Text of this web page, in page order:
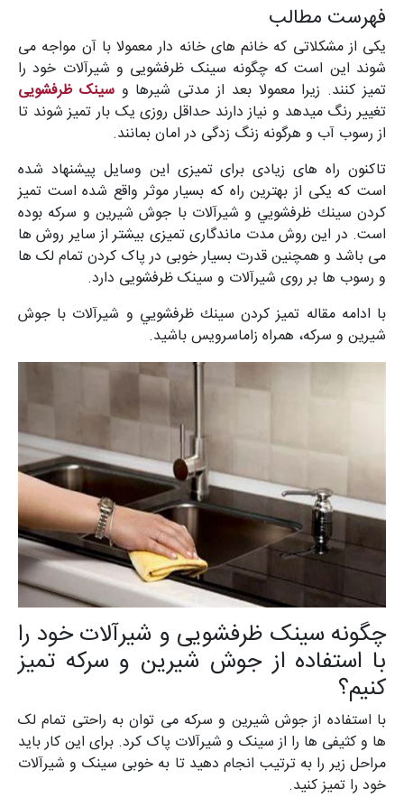
یکی از مشکلاتی که خانم های خانه دار معمولا با آن مواجه می
شوند این است که چگونه سینک ظرفشویی و شیرآلات خود را
تمیز کنند. زیرا معمولا بعد از مدتی شیرها وسینک ظرفشویی
تغییر رنگ میدهد و نیاز دارند حداقل روزی یک بار تمیز شوند تا
از رسوب آب و هرگونه زنگ زدگی در امان بمانند.
تاکنون راه های زیادی برای تمیزی این وسایل پیشنهاد شده
است که یکی از بهترین راه که بسیار موثر واقع شده است تميز
كردن سينك ظرفشويي و شيرآلات با جوش شیرین و سرکه بوده
است. در این روش مدت ماندگاری تمیزی بیشتر از سایر روش ها
می باشد و همچنین قدرت بسیار خوبی در پاک کردن تمام لک ها
و رسوب ها بر روی شیرآلات و سینک ظرفشویی دارد.
با ادامه مقاله تميز كردن سينك ظرفشويي و شيرآلات با جوش
شیرین و سرکه، همراه زاماسرویس باشید.
چگونه سینک ظرفشویی و شیرآلات خود را
با استفاده از جوش شیرین و سرکه تمیز
کنیم؟
با استفاده از جوش شیرین و سرکه می توان به راحتی تمام لک
ها و کثیفی ها را از سینک و شیرآلات پاک کرد. برای این کار باید
مراحل زیر را به ترتیب انجام دهید تا به خوبی سینک و شیرآلات
خود را تمیز کنید.
فهرست مطالب